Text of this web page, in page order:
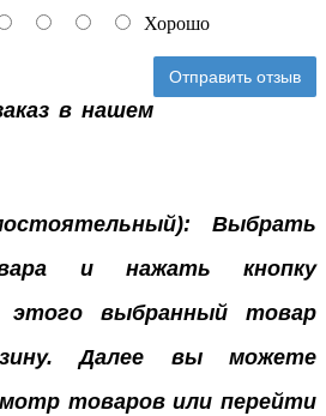
Хорошо
Отправить отзыв
в нашем
Выбрать
и нажать кнопку
этого выбранный товар
Далее вы можете
товаров или перейти